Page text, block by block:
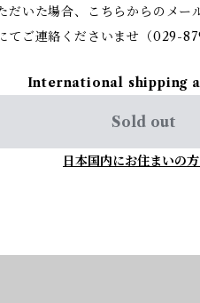
だいた場合、こちらからのメー
てご連絡くださいませ（029-
International shipping
Sold out
日本国内にお住まいの